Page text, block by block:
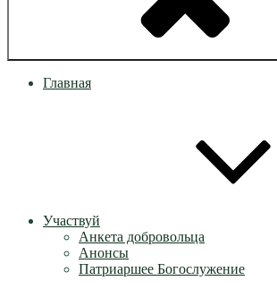
Главная
Участвуй
Анкета добровольца
Анонсы
Патриаршее Богослужение